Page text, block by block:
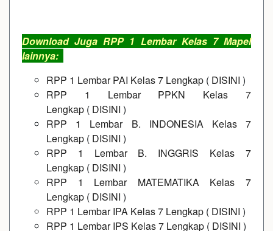
Download Juga RPP 1 Lembar Kelas 7 Mapel
lainnya:
RPP 1 Lembar PAI Kelas 7 Lengkap ( DISINI )
RPP 1 Lembar PPKN Kelas 7
Lengkap ( DISINI )
RPP 1 Lembar B. INDONESIA Kelas 7
Lengkap ( DISINI )
RPP 1 Lembar B. INGGRIS Kelas 7
Lengkap ( DISINI )
RPP 1 Lembar MATEMATIKA Kelas 7
Lengkap ( DISINI )
RPP 1 Lembar IPA Kelas 7 Lengkap ( DISINI )
RPP 1 Lembar IPS Kelas 7 Lengkap ( DISINI )